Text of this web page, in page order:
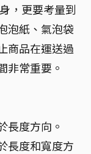
，更要考量到
泡紙、氣泡袋
商品在運送過
非常重要。
長度方向。
長度和寬度方